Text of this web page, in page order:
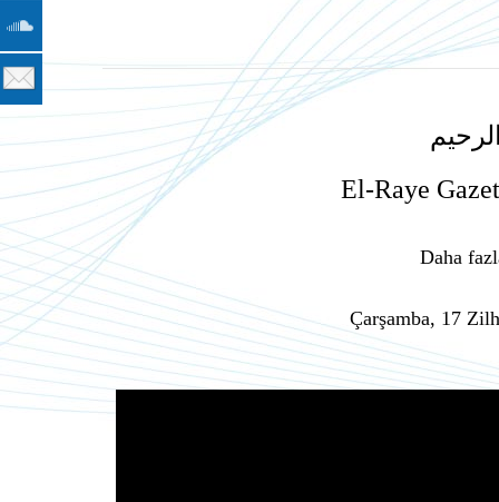
El-Raye
Daha
Çarşamba, 17